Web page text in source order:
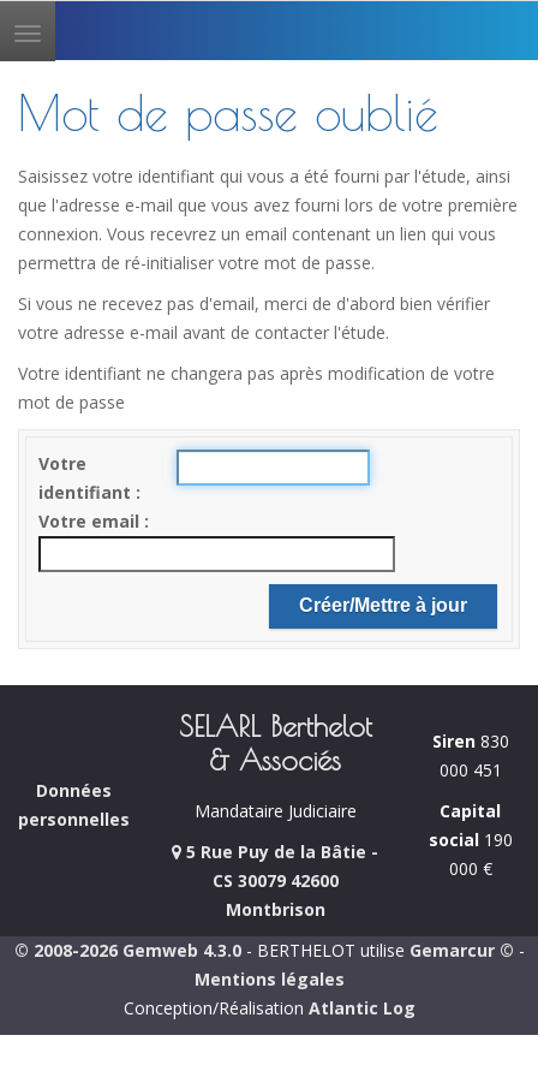
Toggle
navigation
Mot de passe oublié
Saisissez votre identifiant qui vous a été fourni par l'étude, ainsi
que l'adresse e-mail que vous avez fourni lors de votre première
connexion. Vous recevrez un email contenant un lien qui vous
permettra de ré-initialiser votre mot de passe.
Si vous ne recevez pas d'email, merci de d'abord bien vérifier
votre adresse e-mail avant de contacter l'étude.
Votre identifiant ne changera pas après modification de votre
mot de passe
Votre
identifiant
Votre email
Données
personnelles
SELARL Berthelot
& Associés
Mandataire Judiciaire
5 Rue Puy de la Bâtie -
CS 30079 42600
Montbrison
Siren830
000 451
Capital
social190
000 €
© 2008-2026 Gemweb 4.3.0- BERTHELOT utilise Gemarcur © -
Mentions légales
Conception/Réalisation Atlantic Log